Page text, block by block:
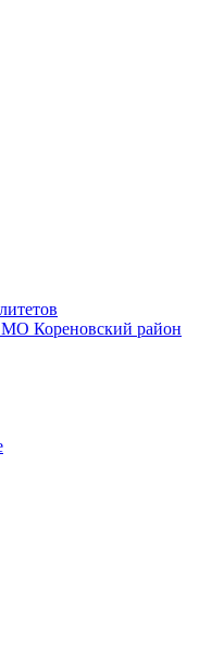
Кореновский район